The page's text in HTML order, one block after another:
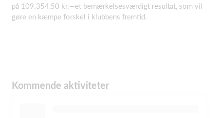
på 109.354,50 kr.—et bemærkelsesværdigt resultat, som vil
gøre en kæmpe forskel i klubbens fremtid.
Kommende aktiviteter